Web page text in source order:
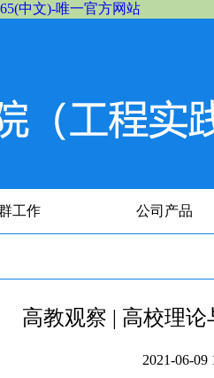
中文)-唯一官方网站
工作 公司产品
高教观察 | 高校理
2021-06-09